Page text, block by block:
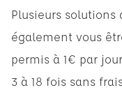
Plusieurs
également vous
permis à 1€ par
3 à 18 fois sans